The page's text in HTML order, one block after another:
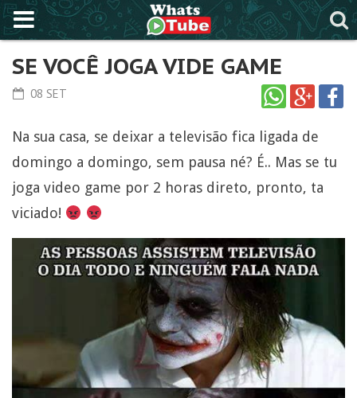
SE VOCÊ JOGA VIDE GAME
08 SET
Na sua casa, se deixar a televisão fica ligada de
domingo a domingo, sem pausa né? É.. Mas se tu
joga video game por 2 horas direto, pronto, ta
viciado!